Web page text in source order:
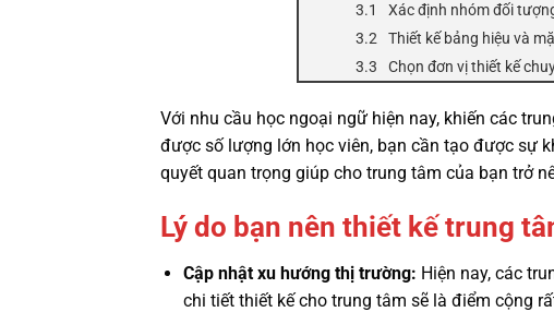
Xác định nhóm đối
Thiết kế bảng hiệu và
Chọn đơn vị thiết kế
Với nhu cầu học ngoại ngữ hiện nay, khiến các
được số lượng lớn học viên, bạn cần tạo được sự
quyết quan trọng giúp cho trung tâm của bạn trở
Lý do bạn nên thiết kế trung
Cập nhật xu hướng thị trường: Hiện nay, các
chi tiết thiết kế cho trung tâm sẽ là điểm cộng